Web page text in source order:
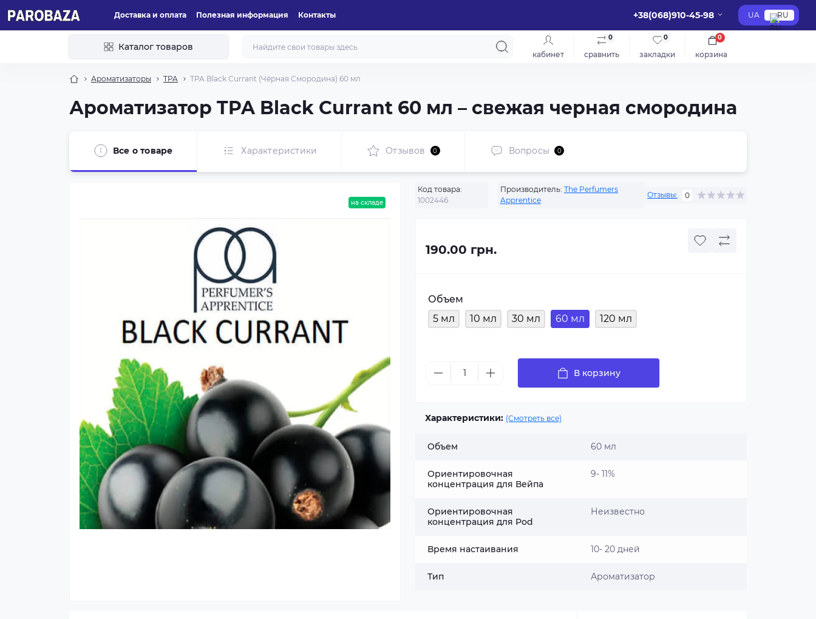
Доставка и оплата Полезная информация Контакты +38(068)910-45-98 UA RU
Каталог товаров
кабинет сравнить
0
закладки
0
корзина
0
Ароматизаторы TPA TPA Black Currant (Чёрная Смородина) 60 мл
Ароматизатор TPA Black Currant 60 мл – свежая черная смородина
Все о товаре Характеристики Отзывов 0 Вопросы 0
на складе
Код товара:
1002446
Производитель: The Perfumers
Apprentice
Отзывы: 0
190.00 грн.
Объем
5 мл
10 мл 30 мл 60 мл 120 мл
В корзину
Характеристики: (Смотреть все)
Объем 60 мл
Ориентировочная
концентрация для Вейпа
9- 11%
Ориентировочная
концентрация для Pod
Неизвестно
Время настаивания 10- 20 дней
Тип Ароматизатор